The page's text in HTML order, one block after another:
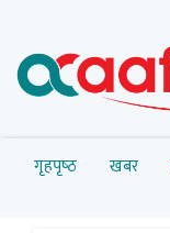
गृहपृष्‍ठ खबर